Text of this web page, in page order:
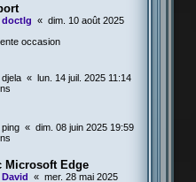
doctlg « dim. 10 août 2025
occasion
djela « lun. 14 juil. 2025 11:14
ping « dim. 08 juin 2025 19:59
Microsoft Edge
David « mer. 28 mai 2025